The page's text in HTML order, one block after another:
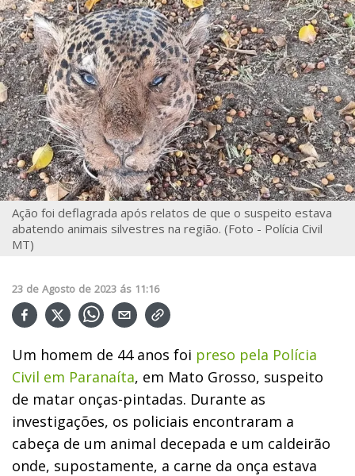
Ação foi deflagrada após relatos de que o suspeito estava
abatendo animais silvestres na região. (Foto - Polícia Civil
MT)
23 de Agosto de 2023 ás 11:16
Um homem de 44 anos foi preso pela Polícia
Civil em Paranaíta, em Mato Grosso, suspeito
de matar onças-pintadas. Durante as
investigações, os policiais encontraram a
cabeça de um animal decepada e um caldeirão
onde, supostamente, a carne da onça estava